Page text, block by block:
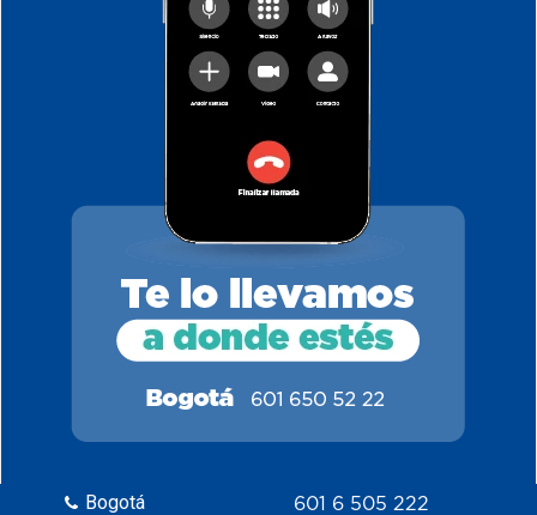
Bogotá
601 6 505 222